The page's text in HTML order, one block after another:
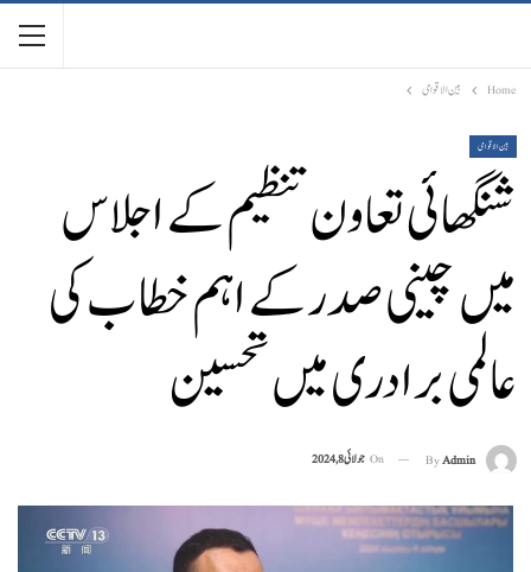
Home بین الاقوامی
بین الاقوامی
شنگھائی تعاون تنظیم کے اجلاس
میں چینی صدر کے اہم خطاب کی
عالمی برادری میں تحسین
ByAdmin
On جولائی 8, 2024